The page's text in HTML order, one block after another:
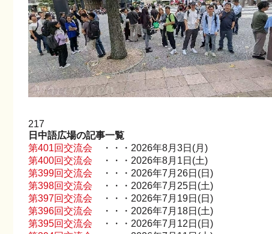
217
日中語広場の記事一覧
第401回交流会 ・・・2026年8月3日(月)
第400回交流会 ・・・2026年8月1日(土)
第399回交流会 ・・・2026年7月26日(日)
第398回交流会 ・・・2026年7月25日(土)
第397回交流会 ・・・2026年7月19日(日)
第396回交流会 ・・・2026年7月18日(土)
第395回交流会 ・・・2026年7月12日(日)